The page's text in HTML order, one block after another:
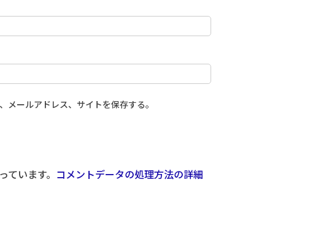
ールアドレス、サイトを保存する。
います。 コメントデータの処理方法の詳細